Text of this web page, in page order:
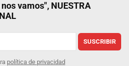
vamos", NUESTRA
SUSCRIBIR
política de privacidad